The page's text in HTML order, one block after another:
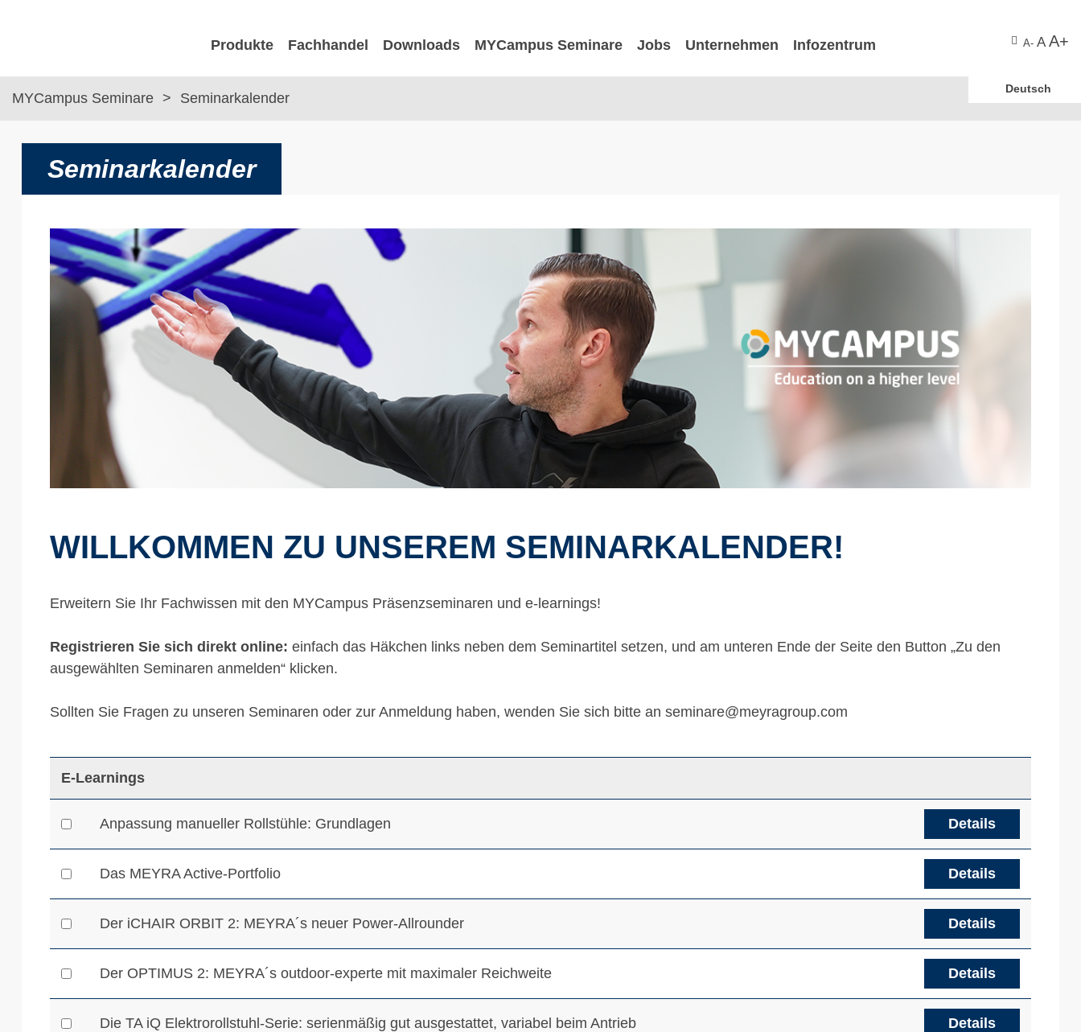
Produkte Fachhandel Downloads MYCampus Seminare Jobs Unternehmen Infozentrum A- A A+
Deutsch
MYCampus Seminare Seminarkalender
Seminarkalender
WILLKOMMEN ZU UNSEREM SEMINARKALENDER!
Erweitern Sie Ihr Fachwissen mit den MYCampus Präsenzseminaren und e-learnings!
Registrieren Sie sich direkt online: einfach das Häkchen links neben dem Seminartitel setzen, und am unteren Ende der Seite den Button „Zu den
ausgewählten Seminaren anmelden“ klicken.
Sollten Sie Fragen zu unseren Seminaren oder zur Anmeldung haben, wenden Sie sich bitte an seminare@meyragroup.com
E-Learnings
Anpassung manueller Rollstühle: Grundlagen Details
Das MEYRA Active-Portfolio Details
Der iCHAIR ORBIT 2: MEYRA´s neuer Power-Allrounder Details
Der OPTIMUS 2: MEYRA´s outdoor-experte mit maximaler Reichweite Details
Die TA iQ Elektrorollstuhl-Serie: serienmäßig gut ausgestattet, variabel beim Antrieb Details